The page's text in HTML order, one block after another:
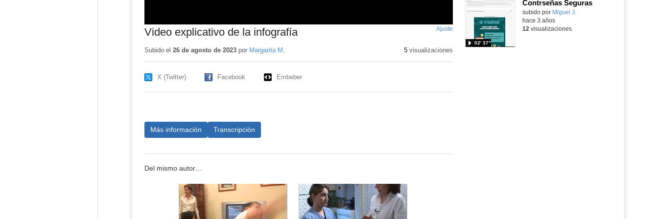
Video explicativo de la infografía Ajuste
pantalla
Subido el 26 de agosto de 2023por Margarita M. 5visualizaciones
X (Twitter) Facebook Embeber
Más información Transcripción
Del mismo autor…
Contrseñas Seguras
Contenido educativo.
subido por Miguel J.
02′ 37″
hace 3 años
12 visualizaciones